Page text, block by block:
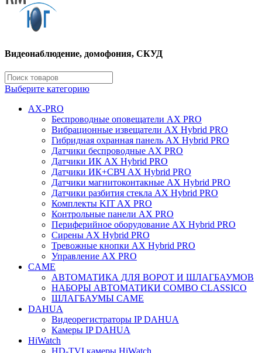
Видеонаблюдение, домофония, СКУД
Выберите категорию
AX-PRO
Беспроводные оповещатели AX PRO
Вибрационные извещатели AX Hybrid PRO
Гибридная охранная панель AX Hybrid PRO
Датчики беспроводные AX PRO
Датчики ИК AX Hybrid PRO
Датчики ИК+СВЧ AX Hybrid PRO
Датчики магнитоконтакные AX Hybrid PRO
Датчики разбития стекла AX Hybrid PRO
Комплекты KIT AX PRO
Контрольные панели AX PRO
Периферийное оборудование AX Hybrid PRO
Сирены AX Hybrid PRO
Тревожные кнопки AX Hybrid PRO
Управление AX PRO
CAME
АВТОМАТИКА ДЛЯ ВОРОТ И ШЛАГБАУМОВ
НАБОРЫ АВТОМАТИКИ COMBO CLASSICO
ШЛАГБАУМЫ CAME
DAHUA
Видеорегистраторы IP DAHUA
Камеры IP DAHUA
HiWatch